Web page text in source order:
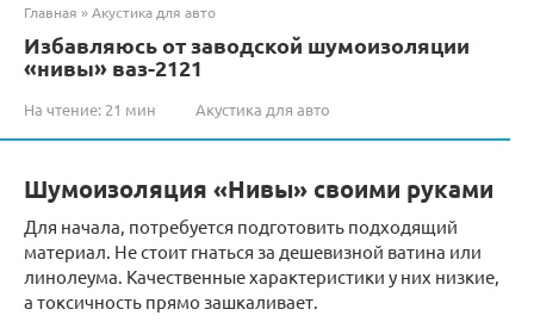
Главная »Акустика для авто
Избавляюсь от заводской шумоизоляции
«нивы» ваз-2121
На чтение: 21 мин Акустика для авто
Шумоизоляция «Нивы» своими руками
Для начала, потребуется подготовить подходящий
материал. Не стоит гнаться за дешевизной ватина или
линолеума. Качественные характеристики у них низкие,
а токсичность прямо зашкаливает.